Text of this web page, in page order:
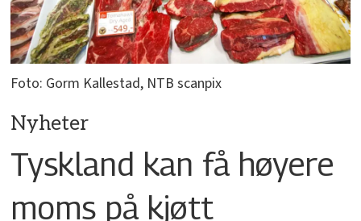
Foto: Gorm Kallestad, NTB scanpix
Nyheter
Tyskland kan få høyere
moms på kjøtt